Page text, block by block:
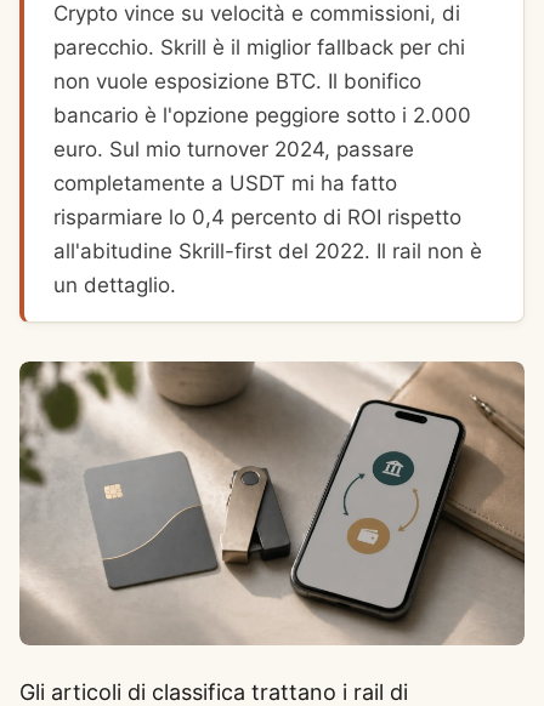
Crypto vince su velocità e commissioni, di
parecchio. Skrill è il miglior fallback per chi
non vuole esposizione BTC. Il bonifico
bancario è l'opzione peggiore sotto i 2.000
euro. Sul mio turnover 2024, passare
completamente a USDT mi ha fatto
risparmiare lo 0,4 percento di ROI rispetto
all'abitudine Skrill-first del 2022. Il rail non è
un dettaglio.
Gli articoli di classifica trattano i rail di